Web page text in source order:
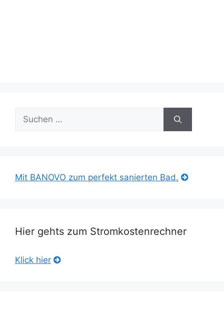
Suche
nach:
Mit BANOVO zum perfekt sanierten Bad.
Hier gehts zum Stromkostenrechner
Klick hier